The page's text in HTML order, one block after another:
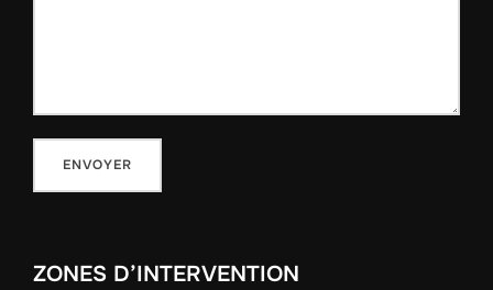
ZONES D’INTERVENTION